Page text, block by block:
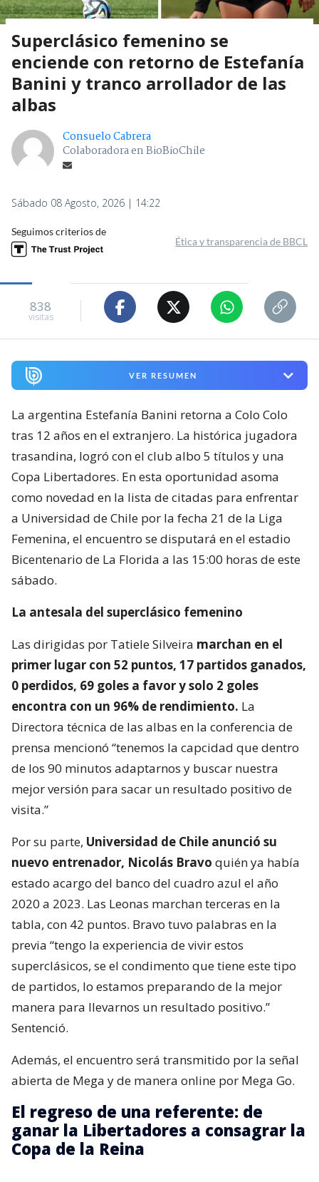
Superclásico femenino se
enciende con retorno de Estefanía
Banini y tranco arrollador de las
albas
Consuelo Cabrera
Colaboradora en BioBioChile
Sábado 08 Agosto, 2026 | 14:22
Seguimos criterios de
Ética y transparencia de BBCL
838
visitas
VER RESUMEN
La argentina Estefanía Banini retorna a Colo Colo
tras 12 años en el extranjero. La histórica jugadora
trasandina, logró con el club albo 5 títulos y una
Copa Libertadores. En esta oportunidad asoma
como novedad en la lista de citadas para enfrentar
a Universidad de Chile por la fecha 21 de la Liga
Femenina, el encuentro se disputará en el estadio
Bicentenario de La Florida a las 15:00 horas de este
sábado.
La antesala del superclásico femenino
Las dirigidas por Tatiele Silveira marchan en el
primer lugar con 52 puntos, 17 partidos ganados,
0 perdidos, 69 goles a favor y solo 2 goles
encontra con un 96% de rendimiento. La
Directora técnica de las albas en la conferencia de
prensa mencionó “tenemos la capcidad que dentro
de los 90 minutos adaptarnos y buscar nuestra
mejor versión para sacar un resultado positivo de
visita.”
Por su parte, Universidad de Chile anunció su
nuevo entrenador, Nicolás Bravo quién ya había
estado acargo del banco del cuadro azul el año
2020 a 2023. Las Leonas marchan terceras en la
tabla, con 42 puntos. Bravo tuvo palabras en la
previa “tengo la experiencia de vivir estos
superclásicos, se el condimento que tiene este tipo
de partidos, lo estamos preparando de la mejor
manera para llevarnos un resultado positivo.”
Sentenció.
Además, el encuentro será transmitido por la señal
abierta de Mega y de manera online por Mega Go.
El regreso de una referente: de
ganar la Libertadores a consagrar la
Copa de la Reina